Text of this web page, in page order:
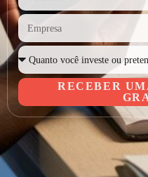
RECEBER